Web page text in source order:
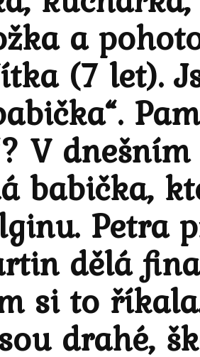
a
(7 let).
V
babička,
Petra
dělá
si to
drahé,